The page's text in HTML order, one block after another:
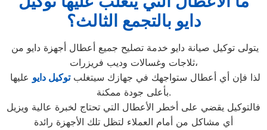
دايو بالتجمع الثالث؟
ثلاجات وغسالات وديب فريزرات،
لذا فإن أي أعطال ستواجهك في جهازك سيتغلبتوكيل دايو عليها
بأعلى جودة ممكنة.
فالتوكيل يقضي على أخطر الأعطال التي تحتاج لخبرة عالية ويزيل
أي مشاكل من أمام العملاء لتظل تلك الأجهزة رائدة